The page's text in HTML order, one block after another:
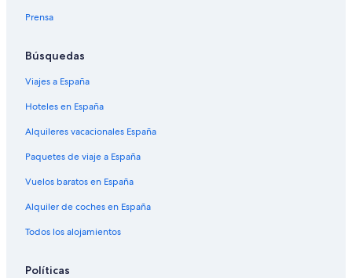
Prensa
Búsquedas
Viajes a España
Hoteles en España
Alquileres vacacionales España
Paquetes de viaje a España
Vuelos baratos en España
Alquiler de coches en España
Todos los alojamientos
Políticas